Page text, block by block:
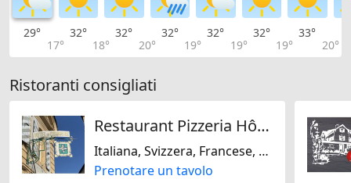
29°
17°
32°
18°
32°
20°
32°
19°
32°
19°
32°
19°
33°
20°
Ristoranti consigliati
Restaurant Pizzeria Hôtel de commune
Italiana, Svizzera, Francese, Senza lattosio, Senza glutine
Prenotare un tavolo